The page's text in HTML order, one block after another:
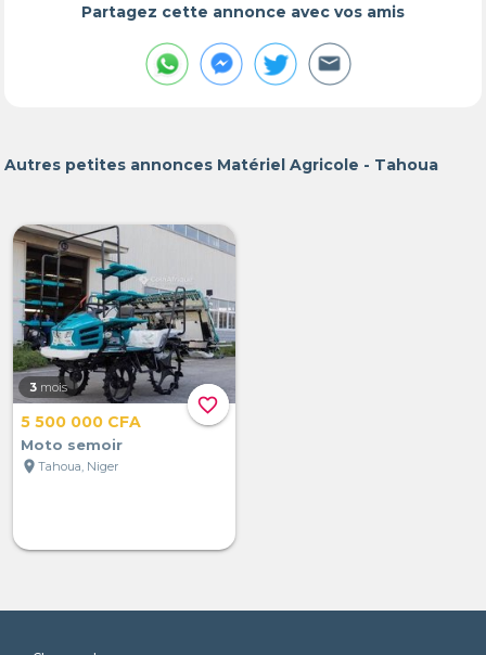
Partagez cette annonce avec vos amis
Autres petites annonces Matériel Agricole - Tahoua
favorite_border
3 mois
5 500 000 CFA
Moto semoir
location_on Tahoua, Niger